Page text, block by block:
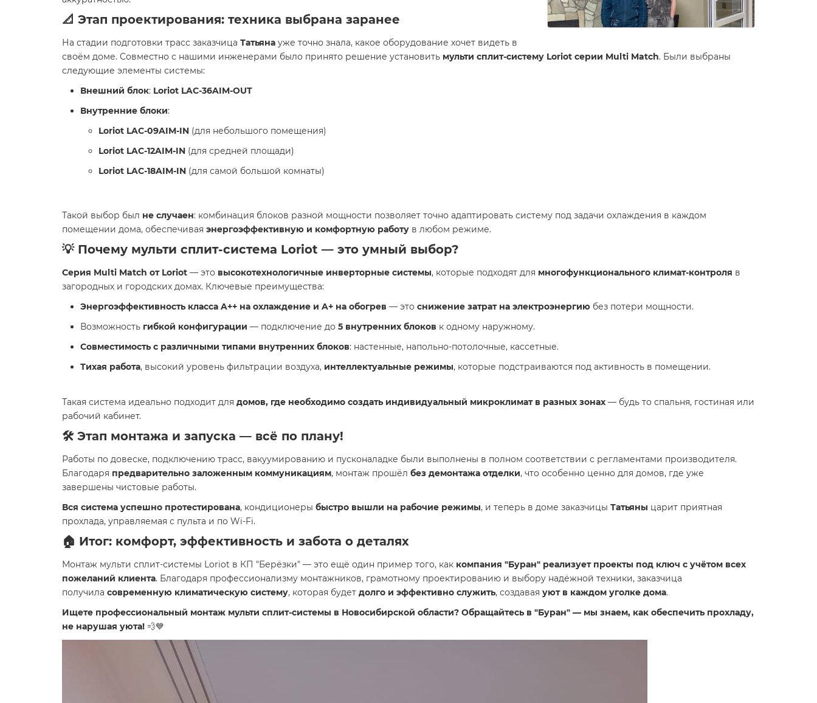
📐 Этап проектирования: техника выбрана заранее
На стадии подготовки трасс заказчица Татьяна уже точно знала, какое оборудование хочет видеть в
своём доме. Совместно с нашими инженерами было принято решение установить мульти сплит-систему Loriot серии Multi Match. Были выбраны
следующие элементы системы:
Внешний блок: Loriot LAC-36AIM-OUT
Внутренние блоки:
Loriot LAC-09AIM-IN (для небольшого помещения)
Loriot LAC-12AIM-IN (для средней площади)
Loriot LAC-18AIM-IN (для самой большой комнаты)
Такой выбор был не случаен: комбинация блоков разной мощности позволяет точно адаптировать систему под задачи охлаждения в каждом
помещении дома, обеспечивая энергоэффективную и комфортную работу в любом режиме.
💡 Почему мульти сплит-система Loriot — это умный выбор?
Серия Multi Match от Loriot — это высокотехнологичные инверторные системы, которые подходят для многофункционального климат-контроля в
загородных и городских домах. Ключевые преимущества:
Энергоэффективность класса A++ на охлаждение и A+ на обогрев — это снижение затрат на электроэнергию без потери мощности.
Возможность гибкой конфигурации — подключение до 5 внутренних блоков к одному наружному.
Совместимость с различными типами внутренних блоков: настенные, напольно-потолочные, кассетные.
Тихая работа, высокий уровень фильтрации воздуха, интеллектуальные режимы, которые подстраиваются под активность в помещении.
Такая система идеально подходит для домов, где необходимо создать индивидуальный микроклимат в разных зонах — будь то спальня, гостиная или
рабочий кабинет.
🛠 Этап монтажа и запуска — всё по плану!
Работы по довеске, подключению трасс, вакуумированию и пусконаладке были выполнены в полном соответствии с регламентами производителя.
Благодаря предварительно заложенным коммуникациям, монтаж прошёл без демонтажа отделки, что особенно ценно для домов, где уже
завершены чистовые работы.
Вся система успешно протестирована, кондиционеры быстро вышли на рабочие режимы, и теперь в доме заказчицы Татьяны царит приятная
прохлада, управляемая с пульта и по Wi-Fi.
🏠 Итог: комфорт, эффективность и забота о деталях
Монтаж мульти сплит-системы Loriot в КП "Берёзки" — это ещё один пример того, как компания "Буран" реализует проекты под ключ с учётом всех
пожеланий клиента. Благодаря профессионализму монтажников, грамотному проектированию и выбору надёжной техники, заказчица
получила современную климатическую систему, которая будет долго и эффективно служить, создавая уют в каждом уголке дома.
Ищете профессиональный монтаж мульти сплит-системы в Новосибирской области? Обращайтесь в "Буран" — мы знаем, как обеспечить прохладу,
не нарушая уюта! 💨💙